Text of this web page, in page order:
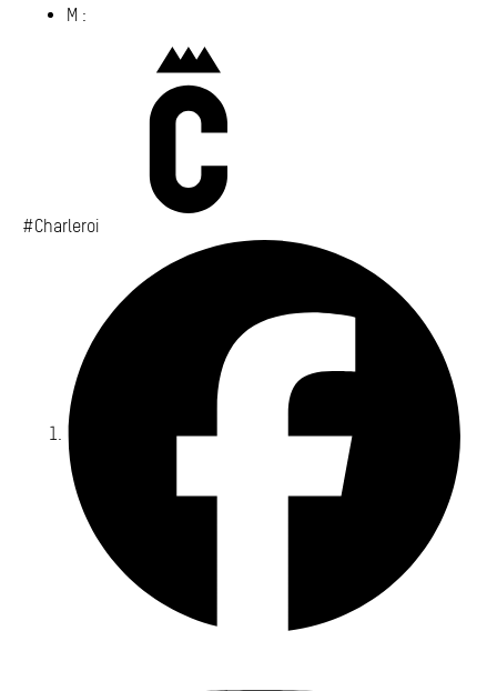
M :
#Charleroi